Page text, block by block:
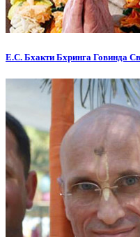
Е.С. Бхакти Бхринга Говинда